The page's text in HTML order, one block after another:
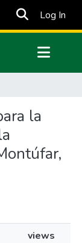
Log In
la
views